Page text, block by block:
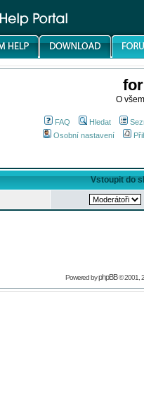
O
FAQ Hledat
Osobní nastavení
Vstoupit do
Powered byphpBB© 2001,